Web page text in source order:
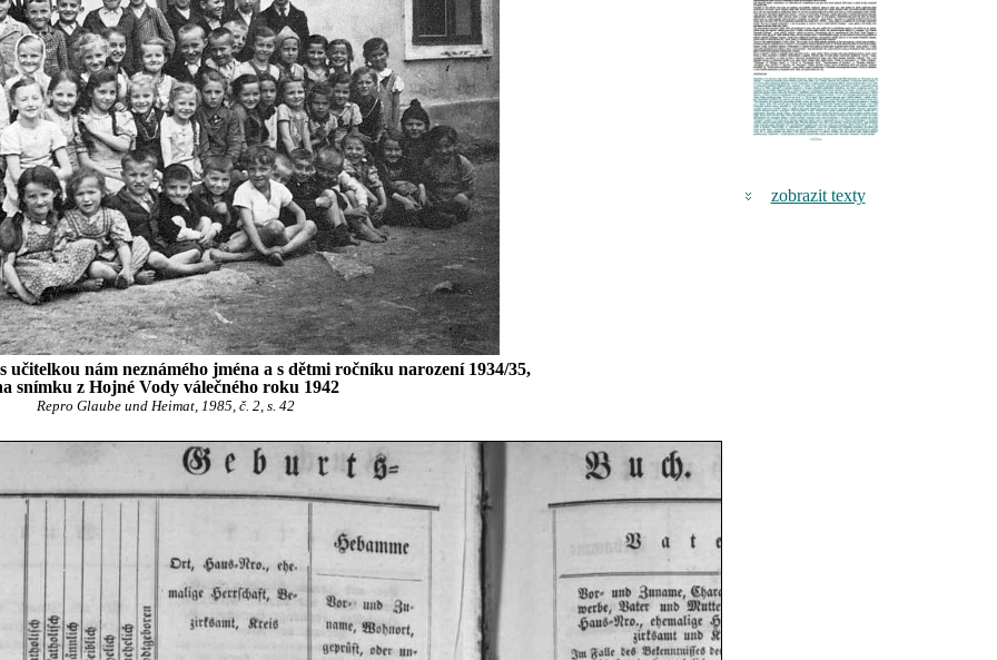
učitelkou nám neznámého jména a s dětmi ročníku narození 1934/35,
snímku z Hojné Vody válečného roku 1942
Repro Glaube und Heimat, 1985, č. 2, s. 42
zobrazit texty